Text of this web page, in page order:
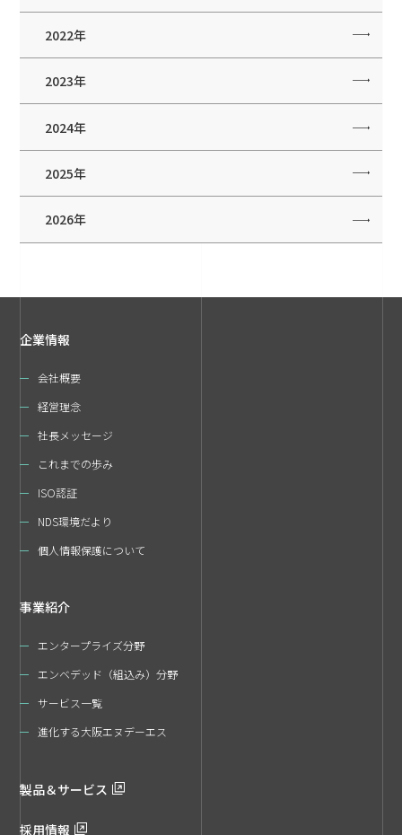
2022年
2023年
2024年
2025年
2026年
企業情報
会社概要
経営理念
社長メッセージ
これまでの歩み
ISO認証
NDS環境だより
個人情報保護について
事業紹介
エンタープライズ分野
エンベデッド（組込み）分野
サービス一覧
進化する大阪エヌデーエス
製品＆サービス
採用情報